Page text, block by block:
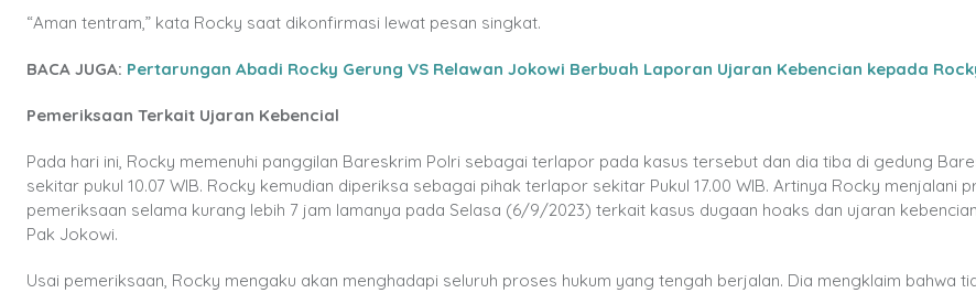
“Aman tentram,” kata Rocky saat dikonfirmasi lewat pesan singkat.
BACA JUGA: Pertarungan Abadi Rocky Gerung VS Relawan Jokowi Berbuah Laporan Ujaran Kebencian kepada
Pemeriksaan Terkait Ujaran Kebencial
Pada hari ini, Rocky memenuhi panggilan Bareskrim Polri sebagai terlapor pada kasus tersebut dan dia tiba di gedung
sekitar pukul 10.07 WIB. Rocky kemudian diperiksa sebagai pihak terlapor sekitar Pukul 17.00 WIB. Artinya Rocky menjalani
pemeriksaan selama kurang lebih 7 jam lamanya pada Selasa (6/9/2023) terkait kasus dugaan hoaks dan ujaran
Pak Jokowi.
Usai pemeriksaan, Rocky mengaku akan menghadapi seluruh proses hukum yang tengah berjalan. Dia mengklaim bahwa